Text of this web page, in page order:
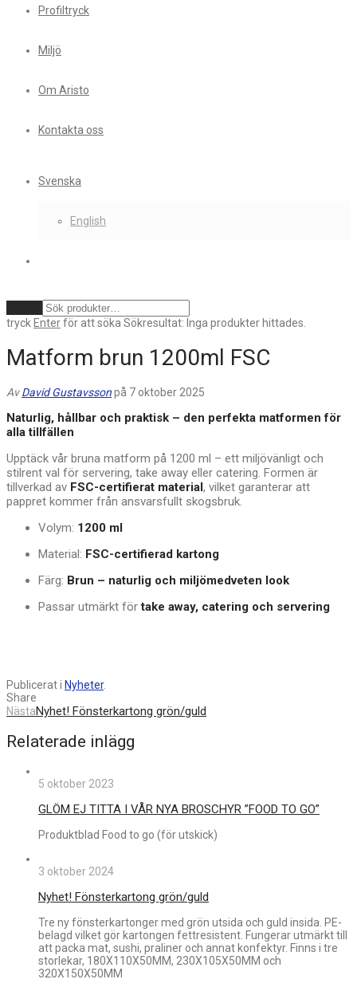
Profiltryck
Miljö
Om Aristo
Kontakta oss
Svenska
English
tryck Enterför att söka Sökresultat: Inga produkter hittades.
Matform brun 1200ml FSC
AvDavid Gustavssonpå 7 oktober 2025
Naturlig, hållbar och praktisk – den perfekta matformen för
alla tillfällen
Upptäck vår bruna matform på 1200 ml – ett miljövänligt och
stilrent val för servering, take away eller catering. Formen är
tillverkad av FSC-certifierat material, vilket garanterar att
pappret kommer från ansvarsfullt skogsbruk.
Volym: 1200 ml
Material: FSC-certifierad kartong
Färg: Brun – naturlig och miljömedveten look
Passar utmärkt förtake away, catering och servering
Publicerat i Nyheter.
Share
NästaNyhet! Fönsterkartong grön/guld
Relaterade inlägg
5 oktober 2023
GLÖM EJ TITTA I VÅR NYA BROSCHYR ”FOOD TO GO”
Produktblad Food to go (för utskick)
3 oktober 2024
Nyhet! Fönsterkartong grön/guld
Tre ny fönsterkartonger med grön utsida och guld insida. PE-
belagd vilket gör kartongen fettresistent. Fungerar utmärkt till
att packa mat, sushi, praliner och annat konfektyr. Finns i tre
storlekar, 180X110X50MM, 230X105X50MM och
320X150X50MM